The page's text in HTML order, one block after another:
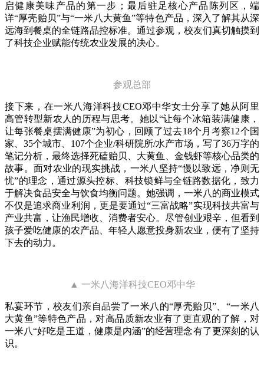
启健康美味产品的第一步；最后驻足核心产品陈列区，端
详“厚壳贻贝”与“一米八大黄鱼”等特色产品，深入了解其从深
远海到餐桌的全链路品控标准。通过参观，校友们真切触摸到
了科技企业赋能传统农业发展的决心。
参观总部
接下来，在一米八海洋科技CEO邓中华女士分享了她从阿里
高管转型新农人的历程与思考。她以“让每个冰箱装满健康，
让每张餐桌摆满健康”为初心，回顾了过去18个月考察12个国
家、35个城市、107个企业/科研院所/水产市场，写了36万字的
笔记分析，最终选择死磕贻贝、大黄鱼、金钱虾等核心品类的
故事。面对农业的现实挑战，一米八坚持“慢以致远，净则无
忧”的理念，通过源头控标、科技锁鲜与全链路数据化，致力
于解决食品安全与饮食均衡问题。她强调，一米八的商业模式
不仅是追求商业利润，更是要通过“三富战略”实现科技共富与
产业共富，让渔民增收、消费者安心。尽管创业艰辛，但看到
孩子爱吃健康的农产品、年轻人愿意投身新农业，便有了坚持
下去的动力。
▲ 一米八海洋科技CEO邓中华
私宴环节，校友们亲自品尝了一米八的“厚壳贻贝”、“一米八
大黄鱼”等特色产品，对高品质新农业有了更直观的了解，对
一米八“好吃是王道，健康是内涵”的经营理念有了更深刻的认
识。